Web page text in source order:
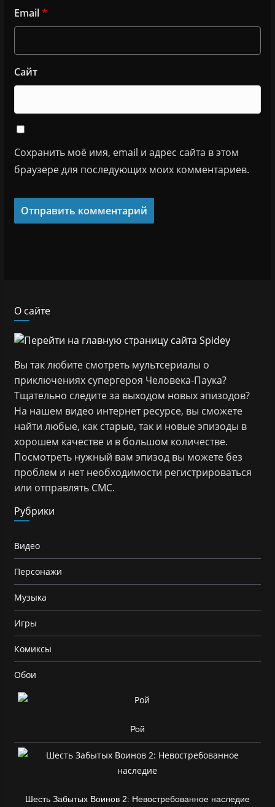
Email*
Сайт
Сохранить моё имя, email и адрес сайта в этом
браузере для последующих моих комментариев.
О сайте
Вы так любите смотреть мультсериалы о
приключениях супергероя Человека-Паука?
Тщательно следите за выходом новых эпизодов?
На нашем видео интернет ресурсе, вы сможете
найти любые, как старые, так и новые эпизоды в
хорошем качестве и в большом количестве.
Посмотреть нужный вам эпизод вы можете без
проблем и нет необходимости регистрироваться
или отправлять СМС.
Рубрики
Видео
Персонажи
Музыка
Игры
Комиксы
Обои
Рой
Шесть Забытых Воинов 2: Невостребованное наследие